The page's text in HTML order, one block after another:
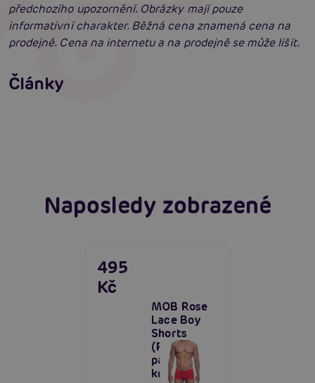
předchozího upozornění. Obrázky mají pouze
informativní charakter. Běžná cena znamená cena na
prodejně. Cena na internetu a na prodejně se může lišit.
Články
neodolatelně sexy
Číst více
Erotická inteligence: Příručka Sexiomů
Naposledy zobrazené
MOB Rose
Lace Boy
Shorts
(Red),
pánské
krajkové
495
Kč